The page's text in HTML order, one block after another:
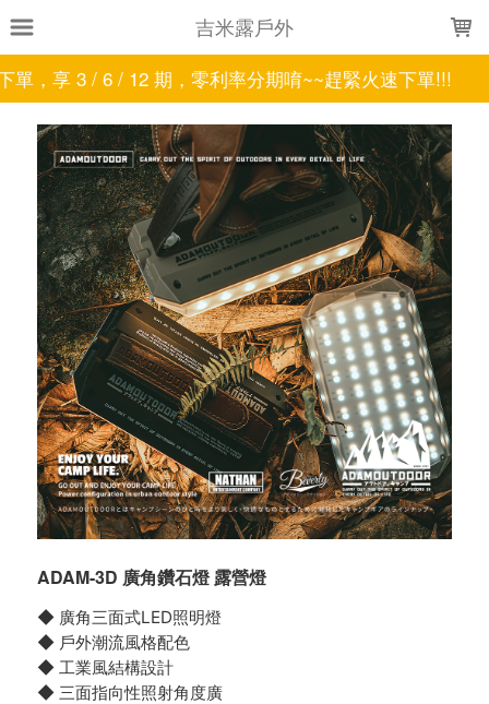
吉米露戶外
零利率分期唷~~趕緊火速下單!!!
ADAM-3D 廣角鑽石燈 露營燈
◆ 廣角三面式LED照明燈
◆ 戶外潮流風格配色
◆ 工業風結構設計
◆ 三面指向性照射角度廣